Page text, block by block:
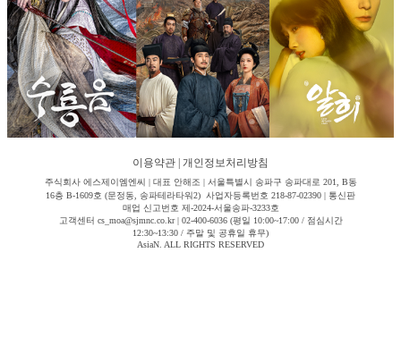
이용약관 개인정보처리방침
주식회사 에스제이엠엔씨 | 대표 안해조 | 서울특별시 송파구 송파대로 201, B동
16층 B-1609호 (문정동, 송파테라타워2) 사업자등록번호 218-87-02390 | 통신판
매업 신고번호 제-2024-서울송파-3233호
고객센터 cs_moa@sjmnc.co.kr | 02-400-6036 (평일 10:00~17:00 / 점심시간
12:30~13:30 / 주말 및 공휴일 휴무)
AsiaN. ALL RIGHTS RESERVED